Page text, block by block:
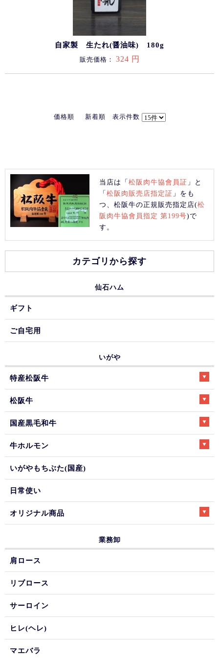
自家製 生たれ(醤油味) 180g
販売価格： 324 円
価格順 新着順 表示件数
当店は「松阪肉牛協會員証 」と
「松阪肉販売店指定証 」をも
つ、松阪牛の正規販売指定店(松
阪肉牛協會員指定 第199号)で
す。
カテゴリから探す
仙石ハム
ギフト
ご自宅用
いがや
特産松阪牛
松阪牛
国産黒毛和牛
牛ホルモン
いがやもちぶた(国産)
日常使い
オリジナル商品
業務卸
肩ロース
リブロース
サーロイン
ヒレ(ヘレ)
マエバラ